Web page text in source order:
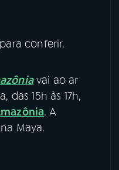
conferir.
vai ao ar
das 15h às 17h,
. A
Maya.